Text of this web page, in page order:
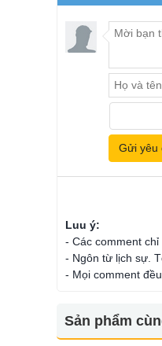
Luu ý:
- Các comment
- Ngôn từ lịch sự.
- Mọi comment
Sản phẩm